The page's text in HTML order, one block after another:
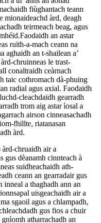
fiùghantach teann
mionaideachd àrd, deagh
teirmeach beag, agus
Faodaidh an astar
ruith-a-mach ceann na
aghaidh an t-shailean a’
chruinneas le trast-
conaltraidh ceàrnach
taic cothromach dà-phuing
radial agus axial. Faodaidh
cleachdaidh gearradh
trom aig astar ìosal a
airson cinneasachadh
fhillte, riatanasan
àrd.
chruaidh air a
gus dèanamh cinnteach à
suidheachaidh ath-
​​ceann an gearradair gus
inneal a thaghadh ann an
uisgeachaidh air a
sgaoil agus a chlampadh,
gus fios a chuir
atharrachadh an